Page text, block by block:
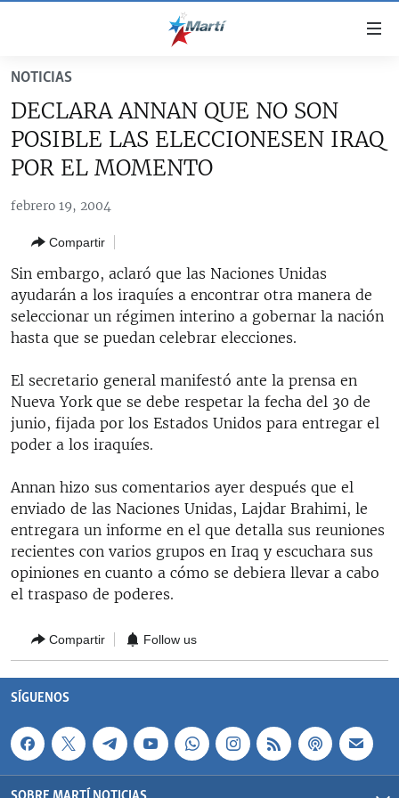
accesibilidad
contenido
principal
navegación
principal
la
búsqueda
CUBA
INFORME DEL DEPARTAMENTO DE ESTADO DE EEUU
SOBRE CUBA
ESTADOS UNIDOS
DEPORTES
ARTE Y ENTRETENIMIENTO
OPINIÓN GRÁFICA
AUDIOVISUALES MARTÍ
RADIO MARTÍ
ESPECIALES
ESPECIALES
LA REALIDAD DE LA VIVIENDA EN CUBA
SER VIEJO EN CUBA
KENTU-CUBANO
LOS SANTOS DE HIALEAH
DESINFORMACIÓN RUSA EN AMÉRICA LATINA
MULTIMEDIA
EDITORIALES
SÍGUENOS
NOTICIAS
DECLARA ANNAN QUE NO SON
POSIBLE LAS ELECCIONESEN IRAQ
POR EL MOMENTO
febrero 19, 2004
Compartir
Sin embargo, aclaró que las Naciones Unidas
ayudarán a los iraquíes a encontrar otra manera de
seleccionar un régimen interino a gobernar la nación
hasta que se puedan celebrar elecciones.
El secretario general manifestó ante la prensa en
Nueva York que se debe respetar la fecha del 30 de
junio, fijada por los Estados Unidos para entregar el
poder a los iraquíes.
Annan hizo sus comentarios ayer después que el
enviado de las Naciones Unidas, Lajdar Brahimi, le
entregara un informe en el que detalla sus reuniones
recientes con varios grupos en Iraq y escuchara sus
opiniones en cuanto a cómo se debiera llevar a cabo
el traspaso de poderes.
Compartir Follow us
SÍGUENOS